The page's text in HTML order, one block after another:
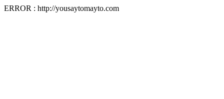
ERROR : http://yousaytomayto.com